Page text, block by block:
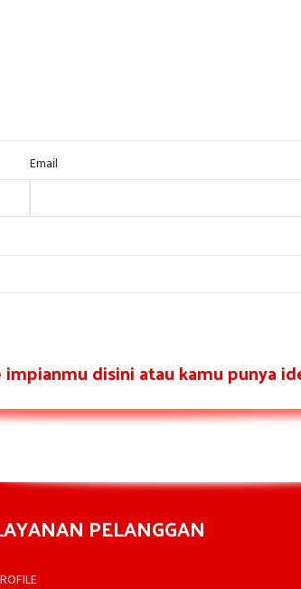
Email
disini atau kamu punya
PELANGGAN